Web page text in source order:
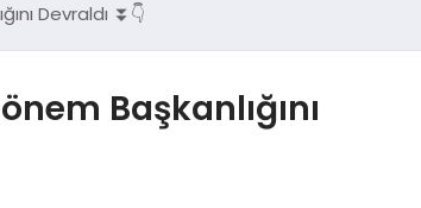
Devraldı ⏬👇
Başkanlığını